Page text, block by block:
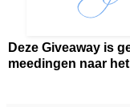
Deze Giveaway is
meedingen naar